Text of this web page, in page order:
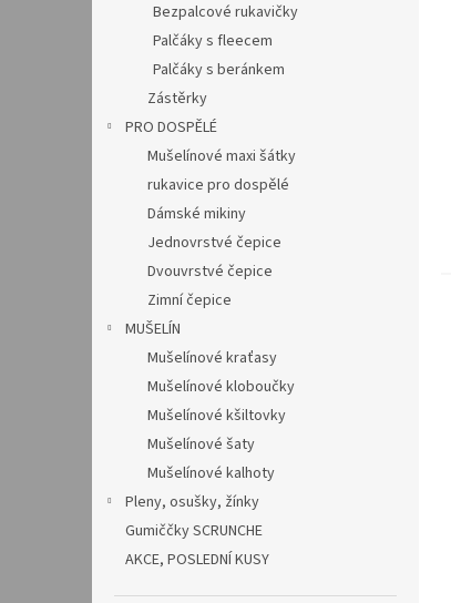
Bezpalcové rukavičky
Palčáky s fleecem
Palčáky s beránkem
Zástěrky
PRO DOSPĚLÉ
Mušelínové maxi šátky
rukavice pro dospělé
Dámské mikiny
Jednovrstvé čepice
Dvouvrstvé čepice
Zimní čepice
MUŠELÍN
Mušelínové kraťasy
Mušelínové kloboučky
Mušelínové kšiltovky
Mušelínové šaty
Mušelínové kalhoty
Pleny, osušky, žínky
Gumiččky SCRUNCHE
AKCE, POSLEDNÍ KUSY